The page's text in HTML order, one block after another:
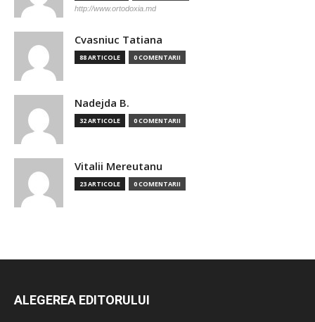
http://www.ortodoxia.md
Cvasniuc Tatiana
88 ARTICOLE 0 COMENTARII
Nadejda B.
32 ARTICOLE 0 COMENTARII
Vitalii Mereutanu
23 ARTICOLE 0 COMENTARII
ALEGEREA EDITORULUI